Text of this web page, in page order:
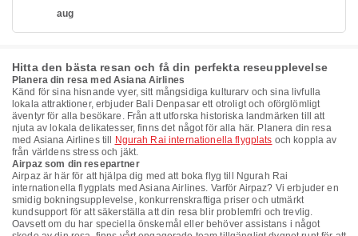
aug
Hitta den bästa resan och få din perfekta reseupplevelse
Planera din resa med Asiana Airlines
Känd för sina hisnande vyer, sitt mångsidiga kulturarv och sina livfulla
lokala attraktioner, erbjuder Bali Denpasar ett otroligt och oförglömligt
äventyr för alla besökare. Från att utforska historiska landmärken till att
njuta av lokala delikatesser, finns det något för alla här. Planera din resa
med Asiana Airlines till
Ngurah Rai internationella flygplats och koppla av
från världens stress och jäkt.
Airpaz som din resepartner
Airpaz är här för att hjälpa dig med att boka flyg till Ngurah Rai
internationella flygplats med Asiana Airlines. Varför Airpaz? Vi erbjuder en
smidig bokningsupplevelse, konkurrenskraftiga priser och utmärkt
kundsupport för att säkerställa att din resa blir problemfri och trevlig.
Oavsett om du har speciella önskemål eller behöver assistans i något